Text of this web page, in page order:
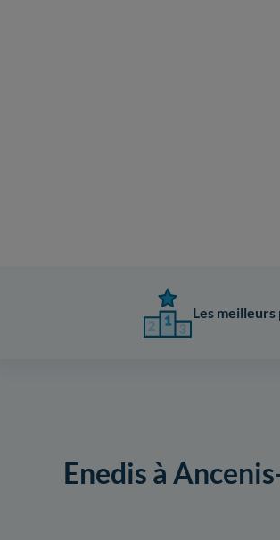
Les meilleurs
Enedis à